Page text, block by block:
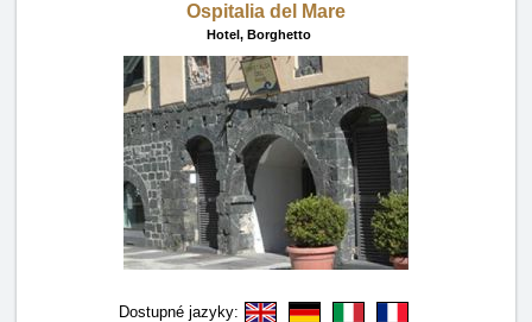
Ospitalia del Mare
Hotel, Borghetto
Dostupné jazyky: